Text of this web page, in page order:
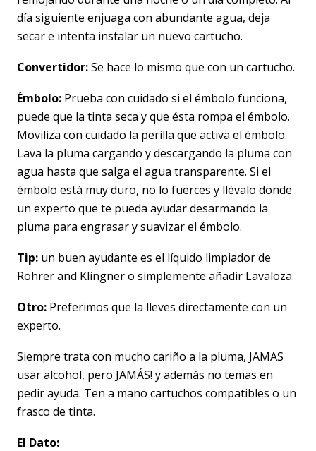
día siguiente enjuaga con abundante agua, deja
secar e intenta instalar un nuevo cartucho.
Convertidor:Se hace lo mismo que con un cartucho.
Émbolo: Prueba con cuidado si el émbolo funciona,
puede que la tinta seca y que ésta rompa el émbolo.
Moviliza con cuidado la perilla que activa el émbolo.
Lava la pluma cargando y descargando la pluma con
agua hasta que salga el agua transparente. Si el
émbolo está muy duro, no lo fuerces y llévalo donde
un experto que te pueda ayudar desarmando la
pluma para engrasar y suavizar el émbolo.
Tip: un buen ayudante es el líquido limpiador de
Rohrer and Klingner o simplemente añadir Lavaloza.
Otro: Preferimos que la lleves directamente con un
experto.
Siempre trata con mucho cariño a la pluma, JAMAS
usar alcohol, pero JAMÁS! y además no temas en
pedir ayuda. Ten a mano cartuchos compatibles o un
frasco de tinta.
El Dato: